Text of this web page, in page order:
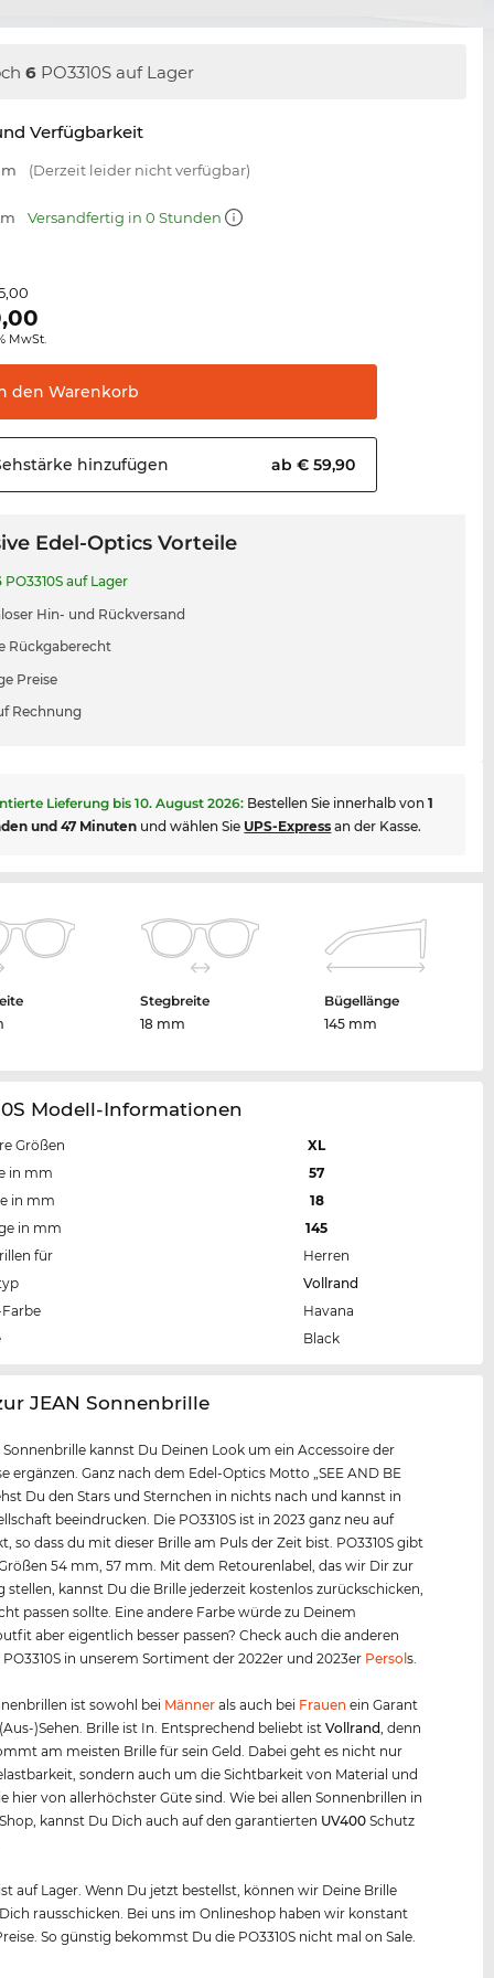
6 PO3310S auf Lager
Verfügbarkeit
(Derzeit leider nicht verfügbar)
Versandfertig in 0 Stunden
MwSt.
den Warenkorb
hinzufügen ab € 59,90
Edel-Optics Vorteile
PO3310S auf Lager
Hin- und Rückversand
Rückgaberecht
Preise
Rechnung
Lieferung bis10. August 2026: Bestellen Sie innerhalb von1
und 47 Minuten und wählen Sie UPS-Express an der Kasse.
Stegbreite
18 mm
Bügellänge
145 mm
Modell-Informationen
Größen
XL
in mm
57
in mm
18
in mm
145
für
Herren
Vollrand
Havana
Black
JEAN Sonnenbrille
Sonnenbrille kannst Du Deinen Look um ein Accessoire der
ergänzen. Ganz nach dem Edel-Optics Motto „SEE AND BE
Du den Stars und Sternchen in nichts nach und kannst in
beeindrucken. Die PO3310S ist in 2023 ganz neu auf
so dass du mit dieser Brille am Puls der Zeit bist. PO3310S gibt
54 mm, 57 mm. Mit dem Retourenlabel, das wir Dir zur
stellen, kannst Du die Brille jederzeit kostenlos zurückschicken,
passen sollte. Eine andere Farbe würde zu Deinem
aber eigentlich besser passen? Check auch die anderen
PO3310S in unserem Sortiment der 2022er und 2023er Persols.
ist sowohl bei Männer als auch bei Frauen ein Garant
)Sehen. Brille ist In. Entsprechend beliebt istVollrand , denn
am meisten Brille für sein Geld. Dabei geht es nicht nur
sondern auch um die Sichtbarkeit von Material und
hier von allerhöchster Güte sind. Wie bei allen Sonnenbrillen in
kannst Du Dich auch auf den garantierten UV400 Schutz
auf Lager. Wenn Du jetzt bestellst, können wir Deine Brille
rausschicken. Bei uns im Onlineshop haben wir konstant
So günstig bekommst Du die PO3310S nicht mal on Sale.